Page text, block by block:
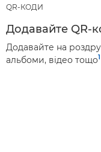
QR-КОДИ
Додавайте QR-
Додавайте на
альбоми, відео тощо1